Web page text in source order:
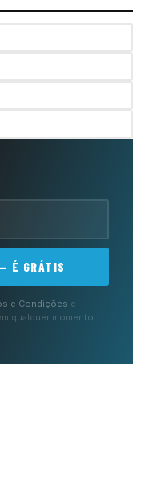
É GRÁTIS
e Condições e
qualquer momento.